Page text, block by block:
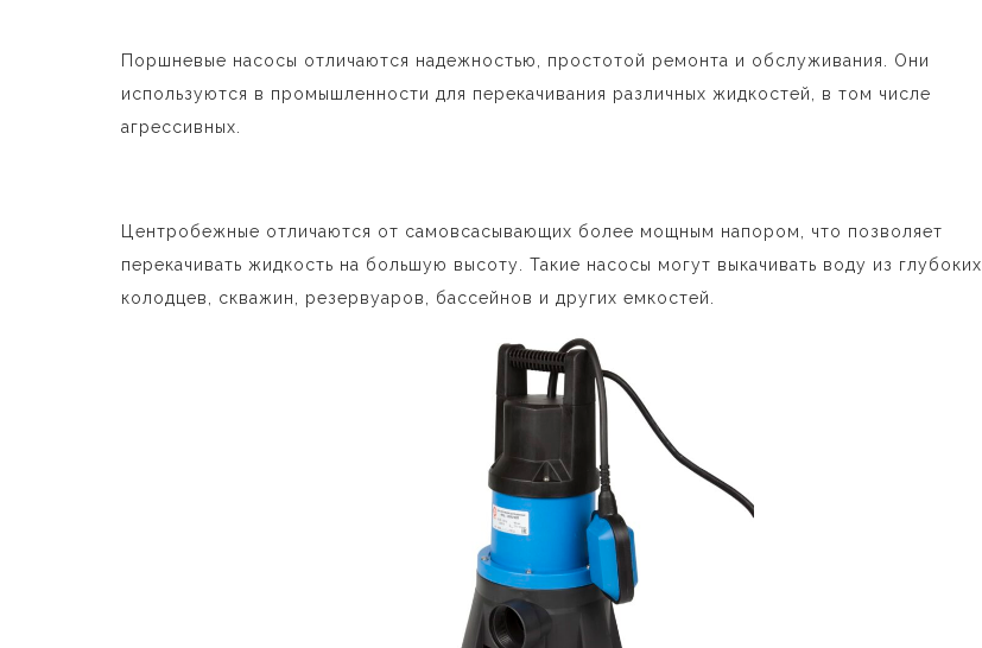
Поршневые насосы отличаются надежностью, простотой ремонта и обслуживания. Они
используются в промышленности для перекачивания различных жидкостей, в том числе
агрессивных.
Центробежные отличаются от самовсасывающих более мощным напором, что позволяет
перекачивать жидкость на большую высоту. Такие насосы могут выкачивать воду из глубоких
колодцев, скважин, резервуаров, бассейнов и других емкостей.